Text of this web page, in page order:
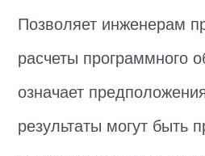
Позволяет инженерам
расчеты программного
означает
результаты могут быть